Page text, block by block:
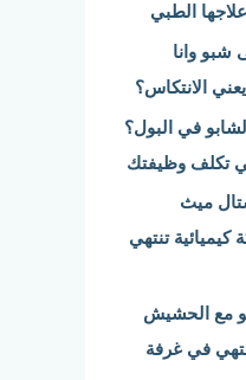
الطبي
شبو وانا
الانتكاس؟
في البول؟
تكلف وظيفتك
ميث
كيميائية تنتهي
مع الحشيش
في غرفة